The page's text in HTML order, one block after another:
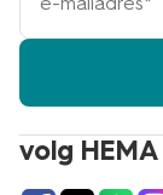
volg HEMA